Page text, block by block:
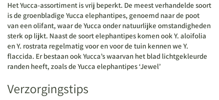
Het Yucca-assortiment is vrij beperkt. De meest verhandelde soort
is de groenbladige Yucca elephantipes, genoemd naar de poot
van een olifant, waar de Yucca onder natuurlijke omstandigheden
sterk op lijkt. Naast de soort elephantipes komen ook Y. aloifolia
en Y. rostrata regelmatig voor en voor de tuin kennen we Y.
flaccida. Er bestaan ook Yucca’s waarvan het blad lichtgekleurde
randen heeft, zoals de Yucca elephantipes ‘Jewel’
Verzorgingstips